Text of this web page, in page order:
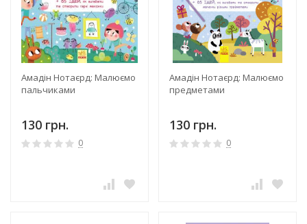
Амадін Нотаєрд: Малюємо
пальчиками
130 грн.
0
Амадін Нотаєрд: Малюємо
предметами
130 грн.
0